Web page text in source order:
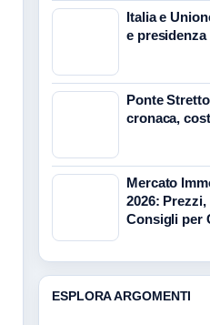
Italia e
e presidenza
Ponte
cronaca,
Mercato
2026:
Consigli per
ESPLORA ARGOMENTI